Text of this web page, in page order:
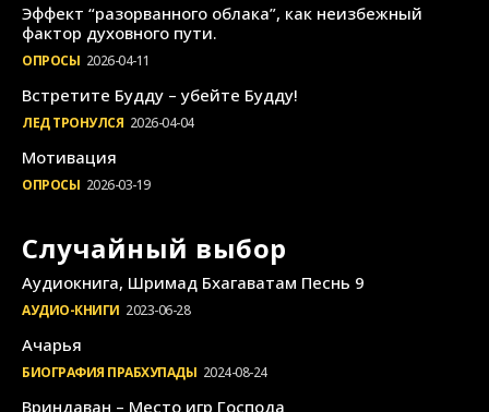
Эффект “разорванного облака”, как неизбежный
фактор духовного пути.
ОПРОСЫ 2026-04-11
Встретите Будду – убейте Будду!
ЛЕД ТРОНУЛСЯ 2026-04-04
Мотивация
ОПРОСЫ 2026-03-19
Случайный выбор
Аудиокнига, Шримад Бхагаватам Песнь 9
АУДИО-КНИГИ 2023-06-28
Ачарья
БИОГРАФИЯ ПРАБХУПАДЫ 2024-08-24
Вриндаван – Место игр Господа